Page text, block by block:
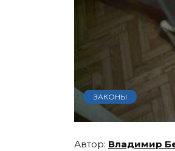
ЗАКОНЫ
Владимир